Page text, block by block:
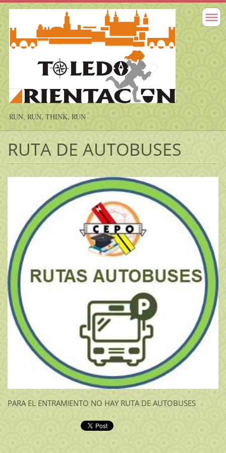
RUN, RUN, THINK, RUN
RUTA DE AUTOBUSES
PARA EL ENTRAMIENTO NO HAY RUTA DE AUTOBUSES